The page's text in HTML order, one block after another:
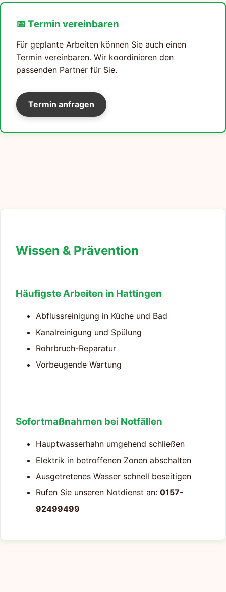
📅 Termin vereinbaren
Für geplante Arbeiten können Sie auch einen
Termin vereinbaren. Wir koordinieren den
passenden Partner für Sie.
Termin anfragen
Wissen & Prävention
Häufigste Arbeiten in Hattingen
Abflussreinigung in Küche und Bad
Kanalreinigung und Spülung
Rohrbruch-Reparatur
Vorbeugende Wartung
Sofortmaßnahmen bei Notfällen
Hauptwasserhahn umgehend schließen
Elektrik in betroffenen Zonen abschalten
Ausgetretenes Wasser schnell beseitigen
Rufen Sie unseren Notdienst an: 0157-
92499499